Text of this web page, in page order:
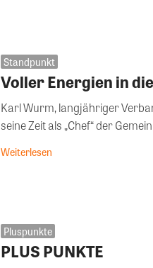
Standpunkt
Voller Energien in
Karl Wurm, langjähriger
seine Zeit als „Chef“ der
Weiterlesen
Pluspunkte
PLUS PUNKTE